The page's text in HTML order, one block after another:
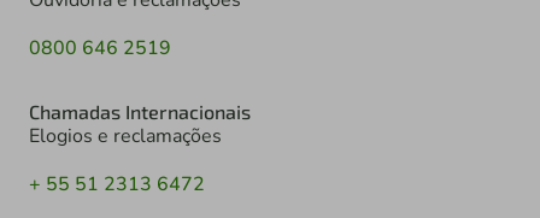
0800 646 2519
Chamadas Internacionais
Elogios e reclamações
+ 55 51 2313 6472